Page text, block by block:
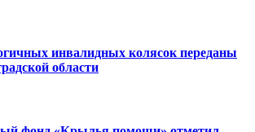
инвалидных колясок переданы
области